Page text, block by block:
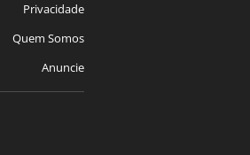
Privacidade
Quem Somos
Anuncie